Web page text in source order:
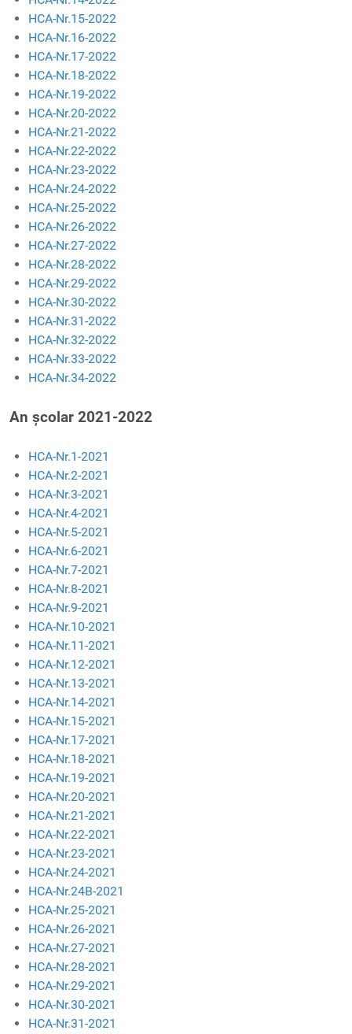
HCA-Nr.15-2022
HCA-Nr.16-2022
HCA-Nr.17-2022
HCA-Nr.18-2022
HCA-Nr.19-2022
HCA-Nr.20-2022
HCA-Nr.21-2022
HCA-Nr.22-2022
HCA-Nr.23-2022
HCA-Nr.24-2022
HCA-Nr.25-2022
HCA-Nr.26-2022
HCA-Nr.27-2022
HCA-Nr.28-2022
HCA-Nr.29-2022
HCA-Nr.30-2022
HCA-Nr.31-2022
HCA-Nr.32-2022
HCA-Nr.33-2022
HCA-Nr.34-2022
An școlar 2021-2022
HCA-Nr.1-2021
HCA-Nr.2-2021
HCA-Nr.3-2021
HCA-Nr.4-2021
HCA-Nr.5-2021
HCA-Nr.6-2021
HCA-Nr.7-2021
HCA-Nr.8-2021
HCA-Nr.9-2021
HCA-Nr.10-2021
HCA-Nr.11-2021
HCA-Nr.12-2021
HCA-Nr.13-2021
HCA-Nr.14-2021
HCA-Nr.15-2021
HCA-Nr.17-2021
HCA-Nr.18-2021
HCA-Nr.19-2021
HCA-Nr.20-2021
HCA-Nr.21-2021
HCA-Nr.22-2021
HCA-Nr.23-2021
HCA-Nr.24-2021
HCA-Nr.24B-2021
HCA-Nr.25-2021
HCA-Nr.26-2021
HCA-Nr.27-2021
HCA-Nr.28-2021
HCA-Nr.29-2021
HCA-Nr.30-2021
HCA-Nr.31-2021